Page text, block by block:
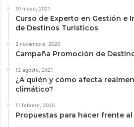
10 mayo, 2021
Curso de Experto en Gestión e
de Destinos Turísticos
2 noviembre, 2020
Campaña Promoción de
12 agosto, 2021
¿A quién y cómo afecta
climático?
11 febrero, 2020
Propuestas para hacer frente